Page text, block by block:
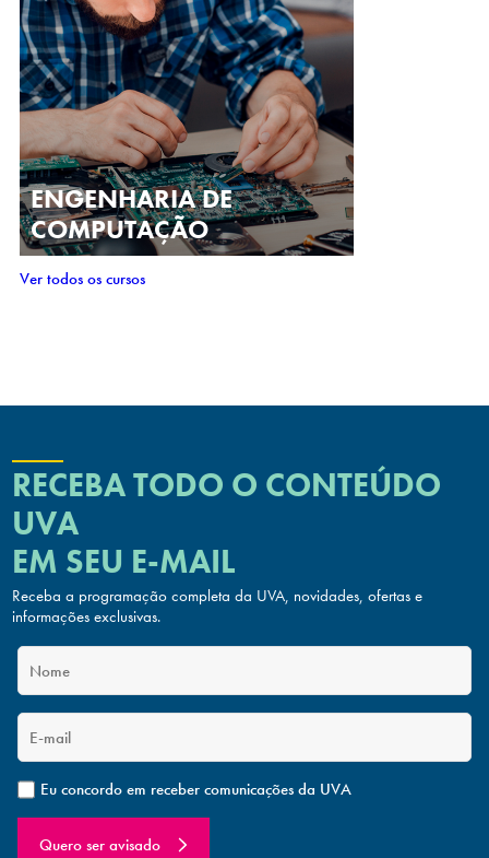
ENGENHARIA DE
COMPUTAÇÃO
Ver todos os cursos
RECEBA TODO O CONTEÚDO
UVA
EM SEU E-MAIL
Receba a programação completa da UVA, novidades, ofertas e
informações exclusivas.
Eu concordo em receber comunicações da UVA
Quero ser avisado